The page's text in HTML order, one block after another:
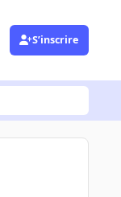
S’inscrire